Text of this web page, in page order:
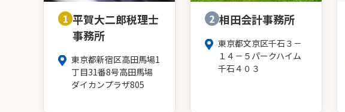
1 平賀大二郎税理士
事務所
東京都新宿区高田馬場1
丁目31番8号高田馬場
ダイカンプラザ805
2 相田会計事務所
東京都文京区千石３－
１４－５パークハイム
千石４０３